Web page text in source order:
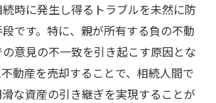
時に発生し得るトラブルを未然に防
です。特に、親が所有する負の不動
意見の不一致を引き起こす原因とな
動産を売却することで、相続人間で
な資産の引き継ぎを実現することが